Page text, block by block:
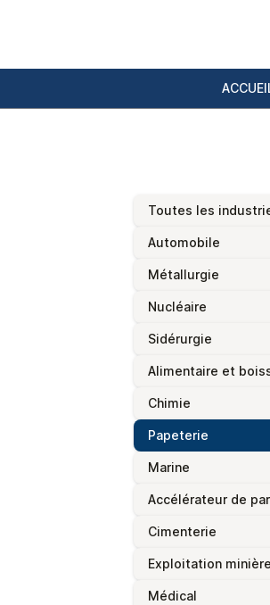
Toutes les
Automobile
Métallurgie
Nucléaire
Sidérurgie
Alimentaire et
Chimie
Papeterie
Marine
Accélérateur de
Cimenterie
Exploitation minière
Médical